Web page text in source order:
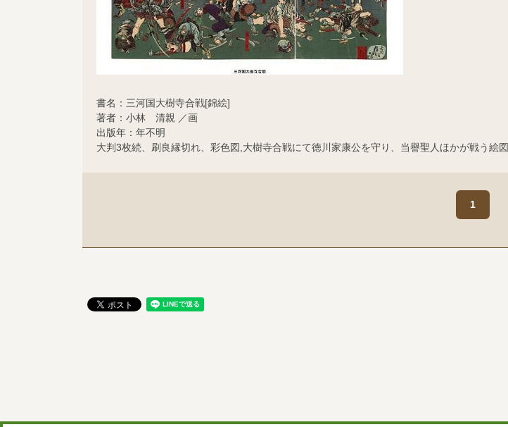
書名：三河国大樹寺合戦[錦絵]
著者：小林 清親 ／画
出版年：年不明
大判3枚続、刷良縁切れ、彩色図,大樹寺合戦にて徳川家康公を守り、当譽聖人ほかが戦う絵図
1